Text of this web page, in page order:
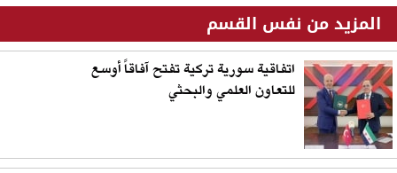
المزيد من نفس القسم
اتفاقية سورية تركية تفتح آفاقاً أوسع
للتعاون العلمي والبحثي